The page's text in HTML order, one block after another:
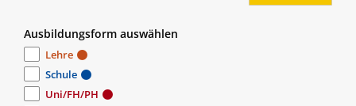
Ausbildungsform auswählen
Lehre
Schule
Uni/FH/PH